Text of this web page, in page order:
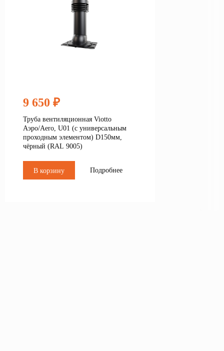
9 650 ₽
Труба вентиляционная Viotto
Аэро/Aero, U01 (с универсальным
проходным элементом) D150мм,
чёрный (RAL 9005)
В корзину Подробнее